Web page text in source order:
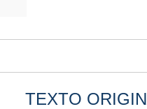
TEXTO